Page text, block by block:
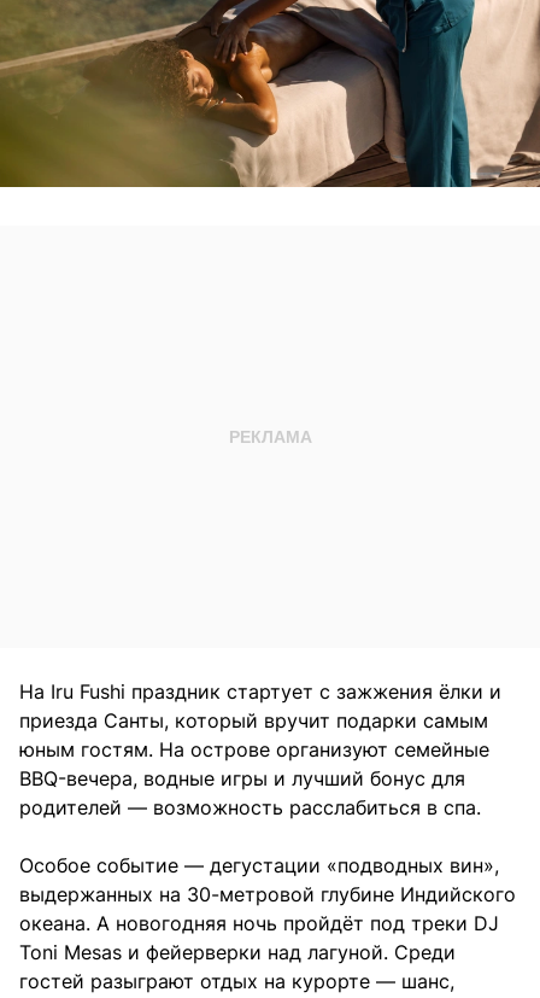
На Iru Fushi праздник стартует с зажжения ёлки и
приезда Санты, который вручит подарки самым
юным гостям. На острове организуют семейные
BBQ-вечера, водные игры и лучший бонус для
родителей — возможность расслабиться в спа.
Особое событие — дегустации «подводных вин»,
выдержанных на 30-метровой глубине Индийского
океана. А новогодняя ночь пройдёт под треки DJ
Toni Mesas и фейерверки над лагуной. Среди
гостей разыграют отдых на курорте — шанс,